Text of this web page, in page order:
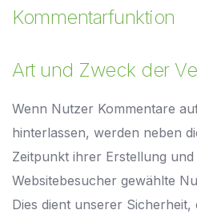
Kommentarfunktion
Art und Zweck der
Wenn Nutzer Kommentare
hinterlassen, werden neben
Zeitpunkt ihrer Erstellung
Websitebesucher gewählte
Dies dient unserer